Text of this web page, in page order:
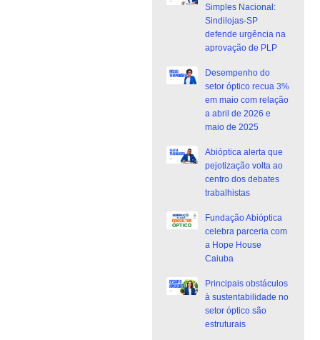
Simples Nacional:
Sindilojas-SP
defende urgência na
aprovação de PLP
Desempenho do
setor óptico recua 3%
em maio com relação
a abril de 2026 e
maio de 2025
Abióptica alerta que
pejotização volta ao
centro dos debates
trabalhistas
Fundação Abióptica
celebra parceria com
a Hope House
Caiuba
Principais obstáculos
à sustentabilidade no
setor óptico são
estruturais